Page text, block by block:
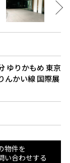
ゆりかもめ 東京
んかい線 国際展
物件を
い合わせする